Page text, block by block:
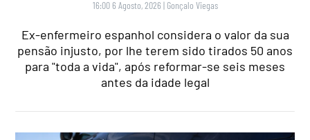
16:00 6 Agosto, 2026 | Gonçalo Viegas
Ex-enfermeiro espanhol considera o valor da sua
pensão injusto, por lhe terem sido tirados 50 anos
para "toda a vida", após reformar-se seis meses
antes da idade legal